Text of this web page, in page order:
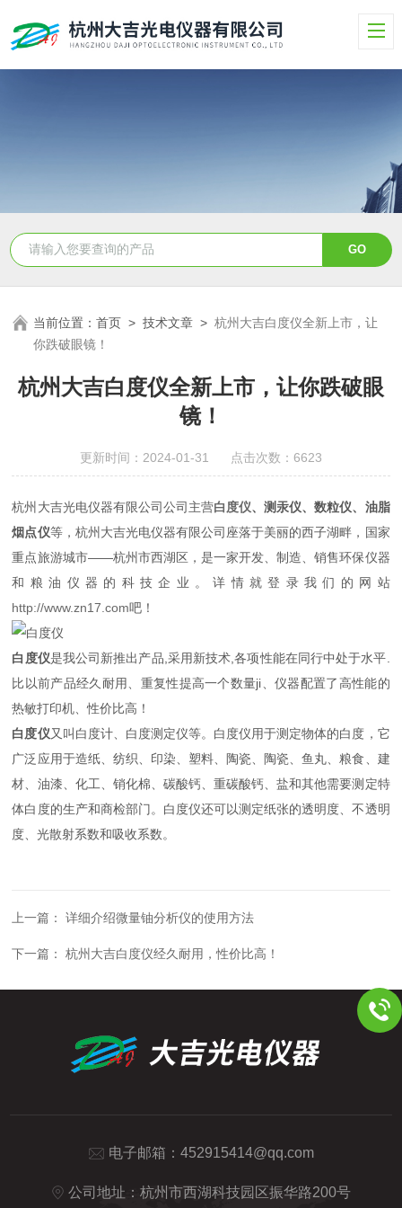
当前位置：首页 >技术文章 >杭州大吉白度仪全新上市，让
你跌破眼镜！
杭州大吉白度仪全新上市，让你跌破眼
镜！
更新时间：2024-01-31 点击次数：6623
杭州大吉光电仪器有限公司公司主营白度仪、测汞仪、数粒仪、油脂
烟点仪等，杭州大吉光电仪器有限公司座落于美丽的西子湖畔，国家
重点旅游城市——杭州市西湖区，是一家开发、制造、销售环保仪器
和粮油仪器的科技企业。详情就登录我们的网站
http://www.zn17.com吧！
白度仪是我公司新推出产品,采用新技术,各项性能在同行中处于水平.
比以前产品经久耐用、重复性提高一个数量ji、仪器配置了高性能的
热敏打印机、性价比高！
白度仪又叫白度计、白度测定仪等。白度仪用于测定物体的白度，它
广泛应用于造纸、纺织、印染、塑料、陶瓷、陶瓷、鱼丸、粮食、建
材、油漆、化工、销化棉、碳酸钙、重碳酸钙、盐和其他需要测定特
体白度的生产和商检部门。白度仪还可以测定纸张的透明度、不透明
度、光散射系数和吸收系数。
上一篇：详细介绍微量铀分析仪的使用方法
下一篇：杭州大吉白度仪经久耐用，性价比高！
电子邮箱： 452915414@qq.com
公司地址：杭州市西湖科技园区振华路200号